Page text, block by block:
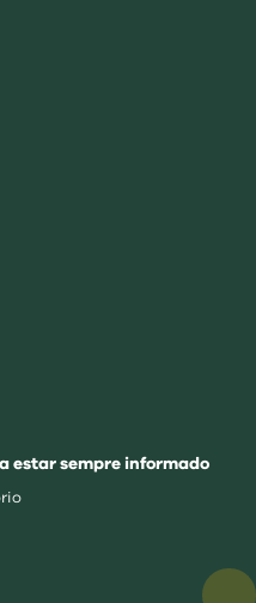
estar sempre informado